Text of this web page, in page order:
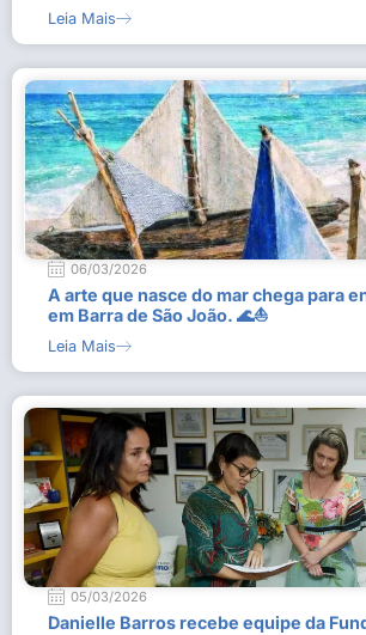
Leia Mais
06/03/2026
A arte que nasce do mar chega para
em Barra de São João. 🌊⛵
Leia Mais
05/03/2026
Danielle Barros recebe equipe da